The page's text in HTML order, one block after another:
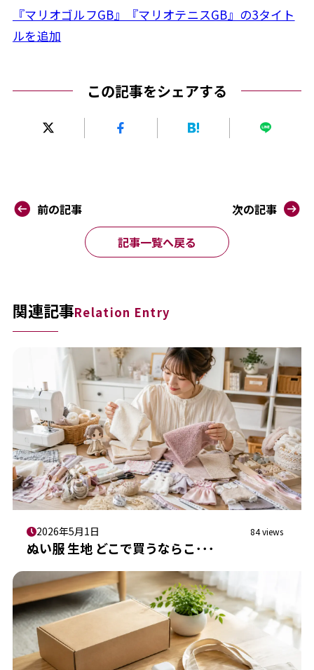
『マリオゴルフGB』『マリオテニスGB』の3タイト
ルを追加
この記事をシェアする
前の記事
記事一覧へ戻る
次の記事
関連記事Relation Entry
2026年5月1日 84 views
ぬい服 生地 どこで買うならこ･･･